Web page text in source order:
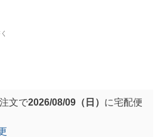
文で2026/08/09（日） に宅配便